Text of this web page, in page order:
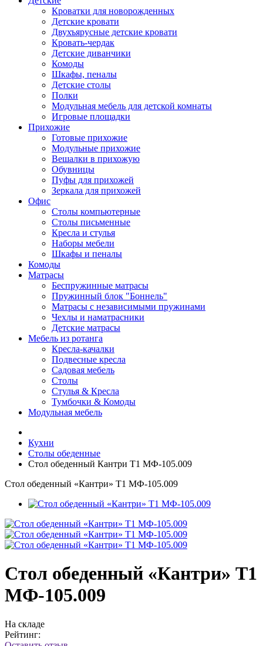
Кроватки для новорожденных
Детские кровати
Двухъярусные детские кровати
Кровать-чердак
Детские диванчики
Комоды
Шкафы, пеналы
Детские столы
Полки
Модульная мебель для детской комнаты
Игровые площадки
Прихожие
Готовые прихожие
Модульные прихожие
Вешалки в прихожую
Обувницы
Пуфы для прихожей
Зеркала для прихожей
Офис
Столы компьютерные
Столы письменные
Кресла и стулья
Наборы мебели
Шкафы и пеналы
Комоды
Матрасы
Беспружинные матрасы
Пружинный блок "Боннель"
Матрасы с независимыми пружинами
Чехлы и наматрасники
Детские матрасы
Мебель из ротанга
Кресла-качалки
Подвесные кресла
Садовая мебель
Столы
Стулья & Кресла
Тумбочки & Комоды
Модульная мебель
Кухни
Столы обеденные
Стол обеденный Кантри Т1 МФ-105.009
Стол обеденный «Кантри» Т1 МФ-105.009
Стол обеденный «Кантри» Т1
МФ-105.009
На складе
Рейтинг: